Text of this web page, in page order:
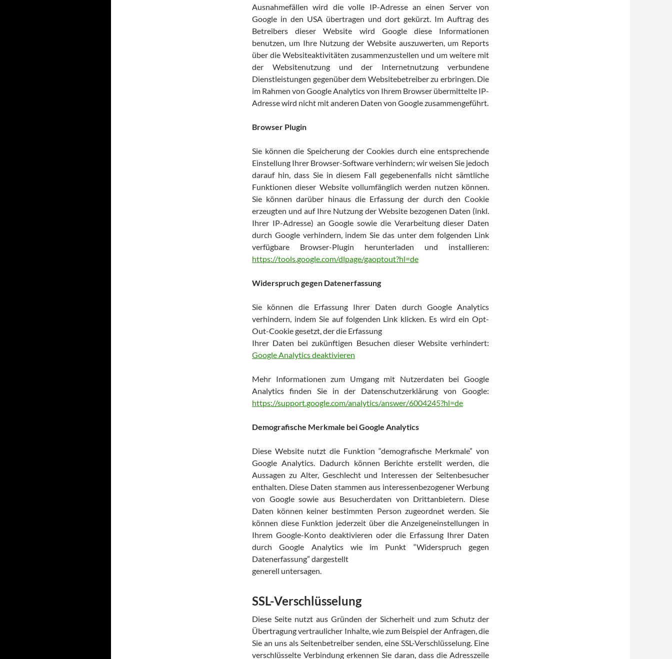
Ausnahmefällen wird die volle IP-Adresse an einen Server von
Google in den USA übertragen und dort gekürzt. Im Auftrag des
Betreibers dieser Website wird Google diese Informationen
benutzen, um Ihre Nutzung der Website auszuwerten, um Reports
über die Websiteaktivitäten zusammenzustellen und um weitere mit
der Websitenutzung und der Internetnutzung verbundene
Dienstleistungen gegenüber dem Websitebetreiber zu erbringen. Die
im Rahmen von Google Analytics von Ihrem Browser übermittelte IP-
Adresse wird nicht mit anderen Daten von Google zusammengeführt.
Browser Plugin
Sie können die Speicherung der Cookies durch eine entsprechende
Einstellung Ihrer Browser-Software verhindern; wir weisen Sie jedoch
darauf hin, dass Sie in diesem Fall gegebenenfalls nicht sämtliche
Funktionen dieser Website vollumfänglich werden nutzen können.
Sie können darüber hinaus die Erfassung der durch den Cookie
erzeugten und auf Ihre Nutzung der Website bezogenen Daten (inkl.
Ihrer IP-Adresse) an Google sowie die Verarbeitung dieser Daten
durch Google verhindern, indem Sie das unter dem folgenden Link
verfügbare Browser-Plugin herunterladen und installieren:
https://tools.google.com/dlpage/gaoptout?hl=de
Widerspruch gegen Datenerfassung
Sie können die Erfassung Ihrer Daten durch Google Analytics
verhindern, indem Sie auf folgenden Link klicken. Es wird ein Opt-
Out-Cookie gesetzt, der die Erfassung
Ihrer Daten bei zukünftigen Besuchen dieser Website verhindert:
Google Analytics deaktivieren
Mehr Informationen zum Umgang mit Nutzerdaten bei Google
Analytics finden Sie in der Datenschutzerklärung von Google:
https://support.google.com/analytics/answer/6004245?hl=de
Demografische Merkmale bei Google Analytics
Diese Website nutzt die Funktion “demografische Merkmale” von
Google Analytics. Dadurch können Berichte erstellt werden, die
Aussagen zu Alter, Geschlecht und Interessen der Seitenbesucher
enthalten. Diese Daten stammen aus interessenbezogener Werbung
von Google sowie aus Besucherdaten von Drittanbietern. Diese
Daten können keiner bestimmten Person zugeordnet werden. Sie
können diese Funktion jederzeit über die Anzeigeneinstellungen in
Ihrem Google-Konto deaktivieren oder die Erfassung Ihrer Daten
durch Google Analytics wie im Punkt “Widerspruch gegen
Datenerfassung” dargestellt
generell untersagen.
SSL-Verschlüsselung
Diese Seite nutzt aus Gründen der Sicherheit und zum Schutz der
Übertragung vertraulicher Inhalte, wie zum Beispiel der Anfragen, die
Sie an uns als Seitenbetreiber senden, eine SSL-Verschlüsselung. Eine
verschlüsselte Verbindung erkennen Sie daran, dass die Adresszeile